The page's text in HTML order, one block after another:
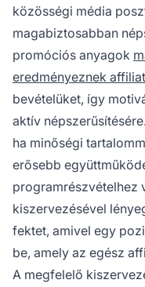
közösségi média
magabiztosabban
promóciós anyagok
eredményeznek
bevételüket, így
aktív
ha minőségi
erősebb
programrészvételhez
kiszervezésével
fektet, amivel egy
be, amely az egész
A megfelelő